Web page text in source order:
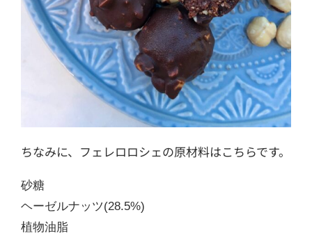
ちなみに、フェレロロシェの原材料はこちらです。
砂糖
ヘーゼルナッツ(28.5%)
植物油脂